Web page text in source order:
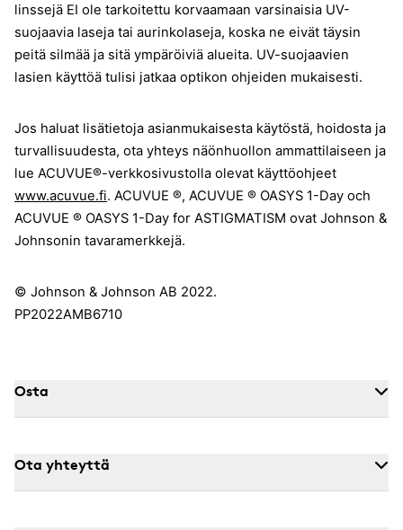
linssejä EI ole tarkoitettu korvaamaan varsinaisia UV-
suojaavia laseja tai aurinkolaseja, koska ne eivät täysin
peitä silmää ja sitä ympäröiviä alueita. UV-suojaavien
lasien käyttöä tulisi jatkaa optikon ohjeiden mukaisesti.
Jos haluat lisätietoja asianmukaisesta käytöstä, hoidosta ja
turvallisuudesta, ota yhteys näönhuollon ammattilaiseen ja
lue ACUVUE®-verkkosivustolla olevat käyttöohjeet
www.acuvue.fi. ACUVUE ®, ACUVUE ® OASYS 1-Day och
ACUVUE ® OASYS 1-Day for ASTIGMATISM ovat Johnson &
Johnsonin tavaramerkkejä.
© Johnson & Johnson AB 2022.
PP2022AMB6710
Osta
Ota yhteyttä